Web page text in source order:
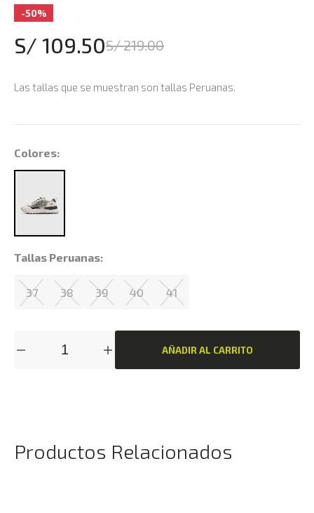
-50%
S/ 109.50S/ 219.00
Las tallas que se muestran son tallas Peruanas.
Colores:
Tallas Peruanas:
37 38 39 40 41
AÑADIR AL CARRITO
Productos Relacionados